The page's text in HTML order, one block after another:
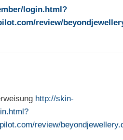
login.html?
review/
http://skin-
review/